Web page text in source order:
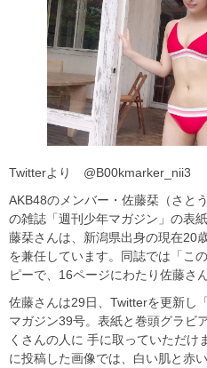
Twitterより @B00kmarker_nii3
AKB48のメンバー・佐藤栞（さと
の雑誌「週刊少年マガジン」の表
藤栞さんは、新潟県出身の現在20
を兼任しています。同誌では「こ
ピーで、16ページにわたり佐藤さ
佐藤さんは29日、Twitterを更新し
マガジン39号。表紙と巻頭グラビ
くさんの人に 手に取っていただけ
に投稿した画像では、白い肌と赤